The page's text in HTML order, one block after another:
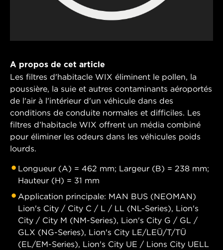
A propos de cet article
Les filtres d'habitacle WIX éliminent le pollen, la
poussière, la suie et autres contaminants aéroportés
de l'air à l'intérieur d'un véhicule dans des
conditions de conduite normales et difficiles. Les
filtres d’habitacle WIX offrent un média combiné
pour éliminer les odeurs dans les véhicules poids
lourds.
Longueur (A) = 462 mm; Largeur (B) = 238 mm;
Hauteur (H) = 31 mm
Application principale: MAN BUS (NEOMAN)
Lion's City / City C / L / LL (NL-Series), Lion's
City / City M (NM-Series), Lion's City G / GL /
GLX (NG-Series), Lion's City LE/LEÜ/T/TÜ
(EL/EM-Series), Lion's City UE / Lions City UELL